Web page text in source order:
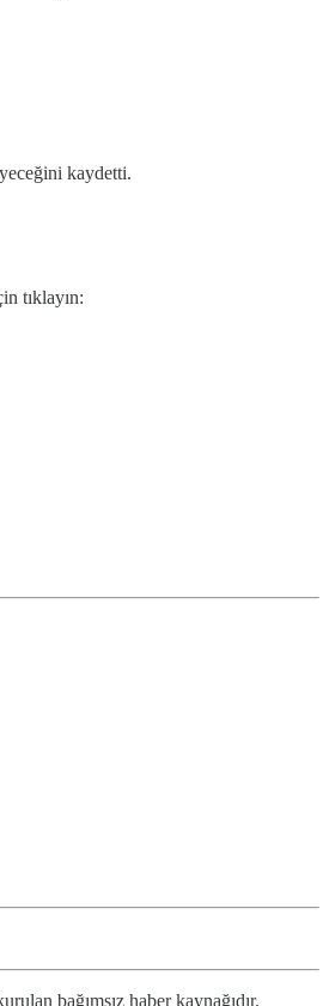
kaydetti.
tıklayın:
bağımsız haber kaynağıdır.